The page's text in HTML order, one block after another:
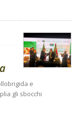
e
gli sbocchi